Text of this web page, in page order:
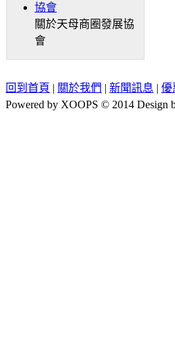
關於天母商圈發展協
會
回到首頁 | 關於我們 | 新聞訊息 | 優
Powered by XOOPS © 2014 Design